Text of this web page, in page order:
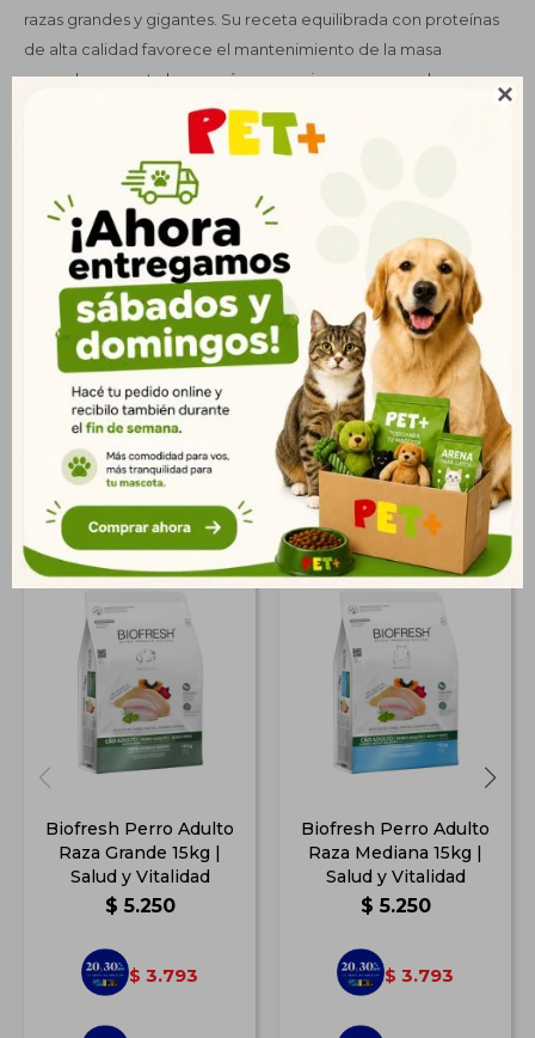

razas grandes y gigantes. Su receta equilibrada con proteínas
de alta calidad favorece el mantenimiento de la masa
muscular y aporta la energía necesaria para perros de gran
tamaño. Enriquecido con glucosamina y condroitina, apoya la
salud articular y la movilidad, ayudando a prevenir el desgaste
propio de razas grandes. Su fórmula incluye prebióticos y fibras
naturales que favorecen una digestión saludable y optimizan la
absorción de nutrientes esenciales. Además, contiene ácidos
grasos Omega 3 y 6 que contribuyen a la salud de la piel y un
pelaje brillante. Ideal para perros adultos de tamaño grande y
gigante que necesitan una nutrición completa y adaptada
para mantener su vitalidad y bienestar. Presentación: Bolsa de
15 kg. Entrega rápida en Montevideo y todo Uruguay.
Productos que te pueden interesar
Biofresh Perro Adulto
Raza Grande 15kg |
Salud y Vitalidad
$ 5.250
$ 3.793
Biofresh Perro Adulto
Raza Mediana 15kg |
Salud y Vitalidad
$ 5.250
$ 3.793